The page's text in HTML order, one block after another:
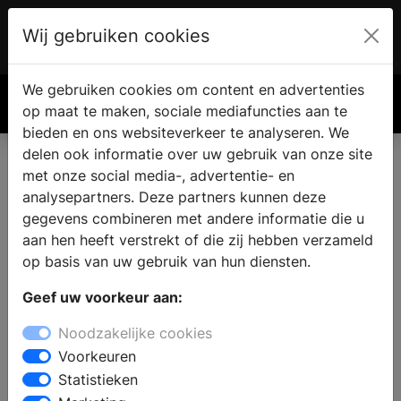
€ 0.00
Vind een nieuwe badkamer in
Sint Geertruid
Geertruid? Wanneer u de badkamer gaat verbouwen
vindt u in de sanitair winkel alle informatie en inspiratie
voor een nieuwe badkamer. Welke badkamerstijl past
bij u en wat zijn de laatste badkamertrends en
noviteiten? Wat is de beste indeling en inrichting van
Wij gebruiken cookies
We gebruiken cookies om content en advertenties
op maat te maken, sociale mediafuncties aan te
bieden en ons websiteverkeer te analyseren. We
delen ook informatie over uw gebruik van onze site
met onze social media-, advertentie- en
analysepartners. Deze partners kunnen deze
gegevens combineren met andere informatie die u
aan hen heeft verstrekt of die zij hebben verzameld
op basis van uw gebruik van hun diensten.
Geef uw voorkeur aan:
Noodzakelijke cookies
Voorkeuren
Statistieken